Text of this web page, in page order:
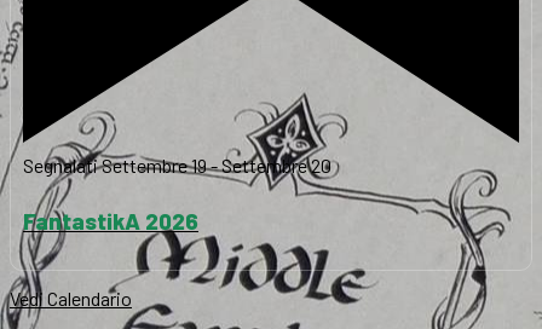
SegnalatiSettembre 19-Settembre 20
FantastikA 2026
Vedi Calendario